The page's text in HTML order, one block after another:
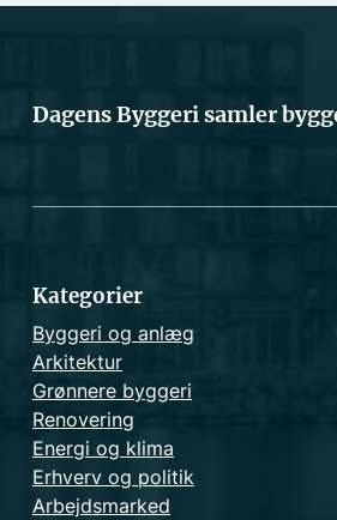
Dagens Byggeri samler
Kategorier
Byggeri og anlæg
Arkitektur
Grønnere byggeri
Renovering
Energi og klima
Erhverv og politik
Arbejdsmarked